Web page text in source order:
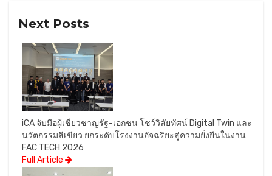
Next Posts
iCA จับมือผู้เชี่ยวชาญรัฐ-เอกชน โชว์วิสัยทัศน์ Digital Twin และ
นวัตกรรมสีเขียว ยกระดับโรงงานอัจฉริยะสู่ความยั่งยืนในงาน
FAC TECH 2026
Full Article